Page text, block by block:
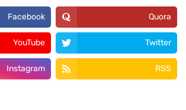
Facebook Quora
YouTube Twitter
Instagram RSS